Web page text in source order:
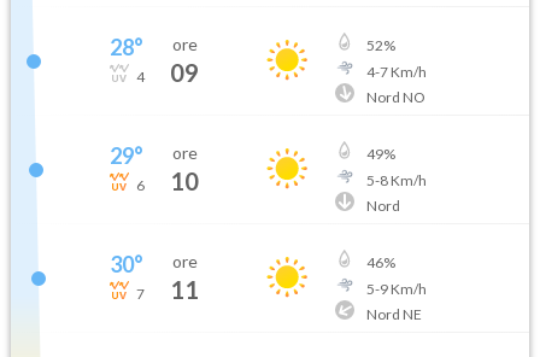
28°
4
ore
09
52%
4-7Km/h
Nord NO
29°
6
ore
10
49%
5-8Km/h
Nord
30°
7
ore
11
46%
5-9Km/h
Nord NE